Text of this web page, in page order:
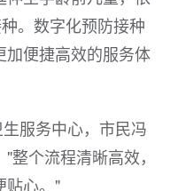
。数字化预防接种
加便捷高效的服务体
服务中心，市民冯
个流程清晰高效，
贴心。"